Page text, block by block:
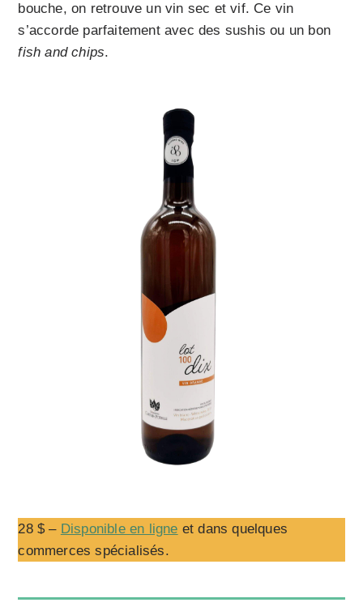
bouche, on retrouve un vin sec et vif. Ce vin
s’accorde parfaitement avec des sushis ou un bon
fish and chips.
28 $ – Disponible en ligne et dans quelques
commerces spécialisés.